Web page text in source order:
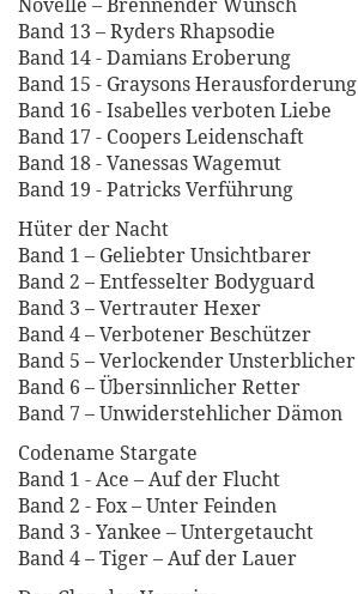
Band 13 – Ryders Rhapsodie
Band 14 - Damians Eroberung
Band 15 - Graysons Herausforderung
Band 16 - Isabelles verboten Liebe
Band 17 - Coopers Leidenschaft
Band 18 - Vanessas Wagemut
Band 19 - Patricks Verführung
Hüter der Nacht
Band 1 – Geliebter Unsichtbarer
Band 2 – Entfesselter Bodyguard
Band 3 – Vertrauter Hexer
Band 4 – Verbotener Beschützer
Band 5 – Verlockender Unsterblicher
Band 6 – Übersinnlicher Retter
Band 7 – Unwiderstehlicher Dämon
Codename Stargate
Band 1 - Ace – Auf der Flucht
Band 2 - Fox – Unter Feinden
Band 3 - Yankee – Untergetaucht
Band 4 – Tiger – Auf der Lauer